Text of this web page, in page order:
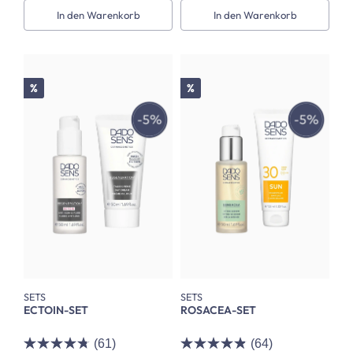
In den Warenkorb In den Warenkorb
Rabatt
%
SETS
ECTOIN-SET
(61)
Rabatt
%
SETS
ROSACEA-SET
(64)